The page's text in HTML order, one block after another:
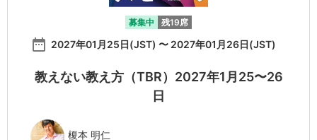
募集中 残19席
date_range 2027年01月25日(JST) 〜 2027年01月26日(JST)
教えない教え方（TBR）2027年1月25〜26
日
榎本 明仁